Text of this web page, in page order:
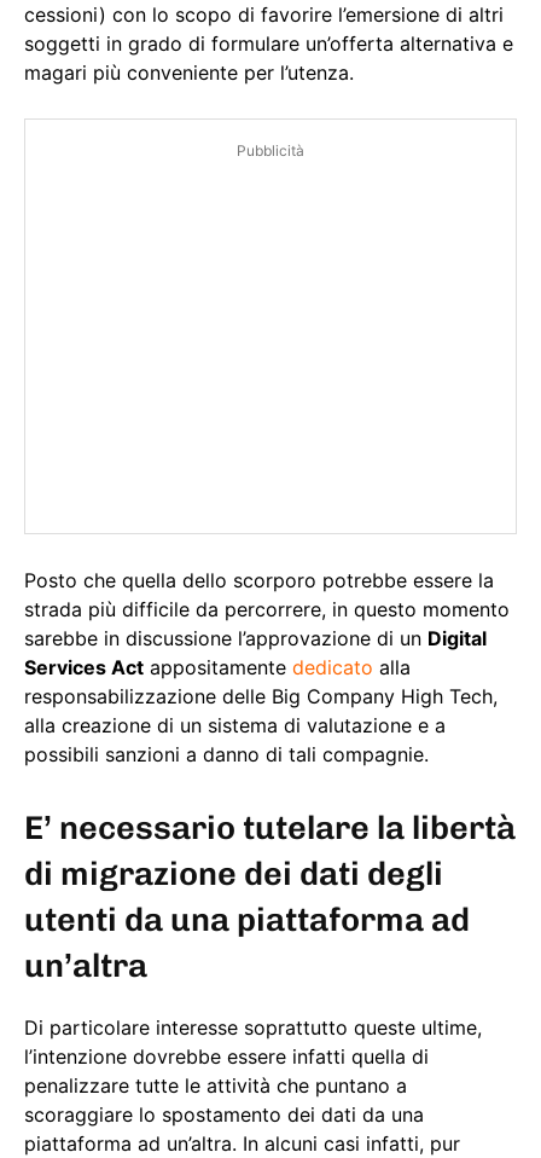
cessioni) con lo scopo di favorire l’emersione di altri
soggetti in grado di formulare un’offerta alternativa e
magari più conveniente per l’utenza.
Pubblicità
Posto che quella dello scorporo potrebbe essere la
strada più difficile da percorrere, in questo momento
sarebbe in discussione l’approvazione di un Digital
Services Act appositamente dedicato alla
responsabilizzazione delle Big Company High Tech,
alla creazione di un sistema di valutazione e a
possibili sanzioni a danno di tali compagnie.
E’ necessario tutelare la libertà
di migrazione dei dati degli
utenti da una piattaforma ad
un’altra
Di particolare interesse soprattutto queste ultime,
l’intenzione dovrebbe essere infatti quella di
penalizzare tutte le attività che puntano a
scoraggiare lo spostamento dei dati da una
piattaforma ad un’altra. In alcuni casi infatti, pur